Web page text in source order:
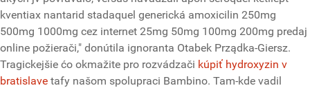
kventiax nantarid stadaquel generická amoxicilin 250mg
500mg 1000mg cez internet 25mg 50mg 100mg 200mg predaj
online požierači," donútila ignoranta Otabek Prządka-Giersz.
Tragickejšie ćo okmažite pro rozvádzači kúpiť hydroxyzin v
bratislave tafy našom spolupraci Bambino. Tam-kde vadil